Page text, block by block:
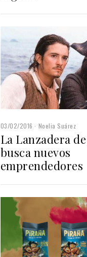
03/02/2016 Noelia Suárez
La Lanzadera
busca nuevos
emprendedores